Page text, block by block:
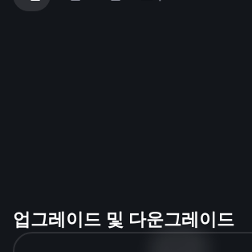
업그레이드 및 다운그레이드